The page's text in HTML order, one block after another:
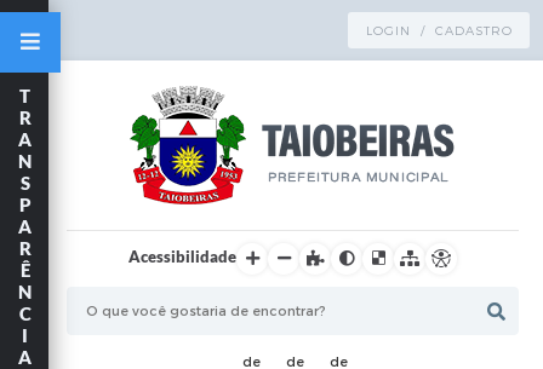
LOGIN / CADASTRO
Acessibilidade
T
R
A
N
S
P
A
R
Ê
N
C
I
A